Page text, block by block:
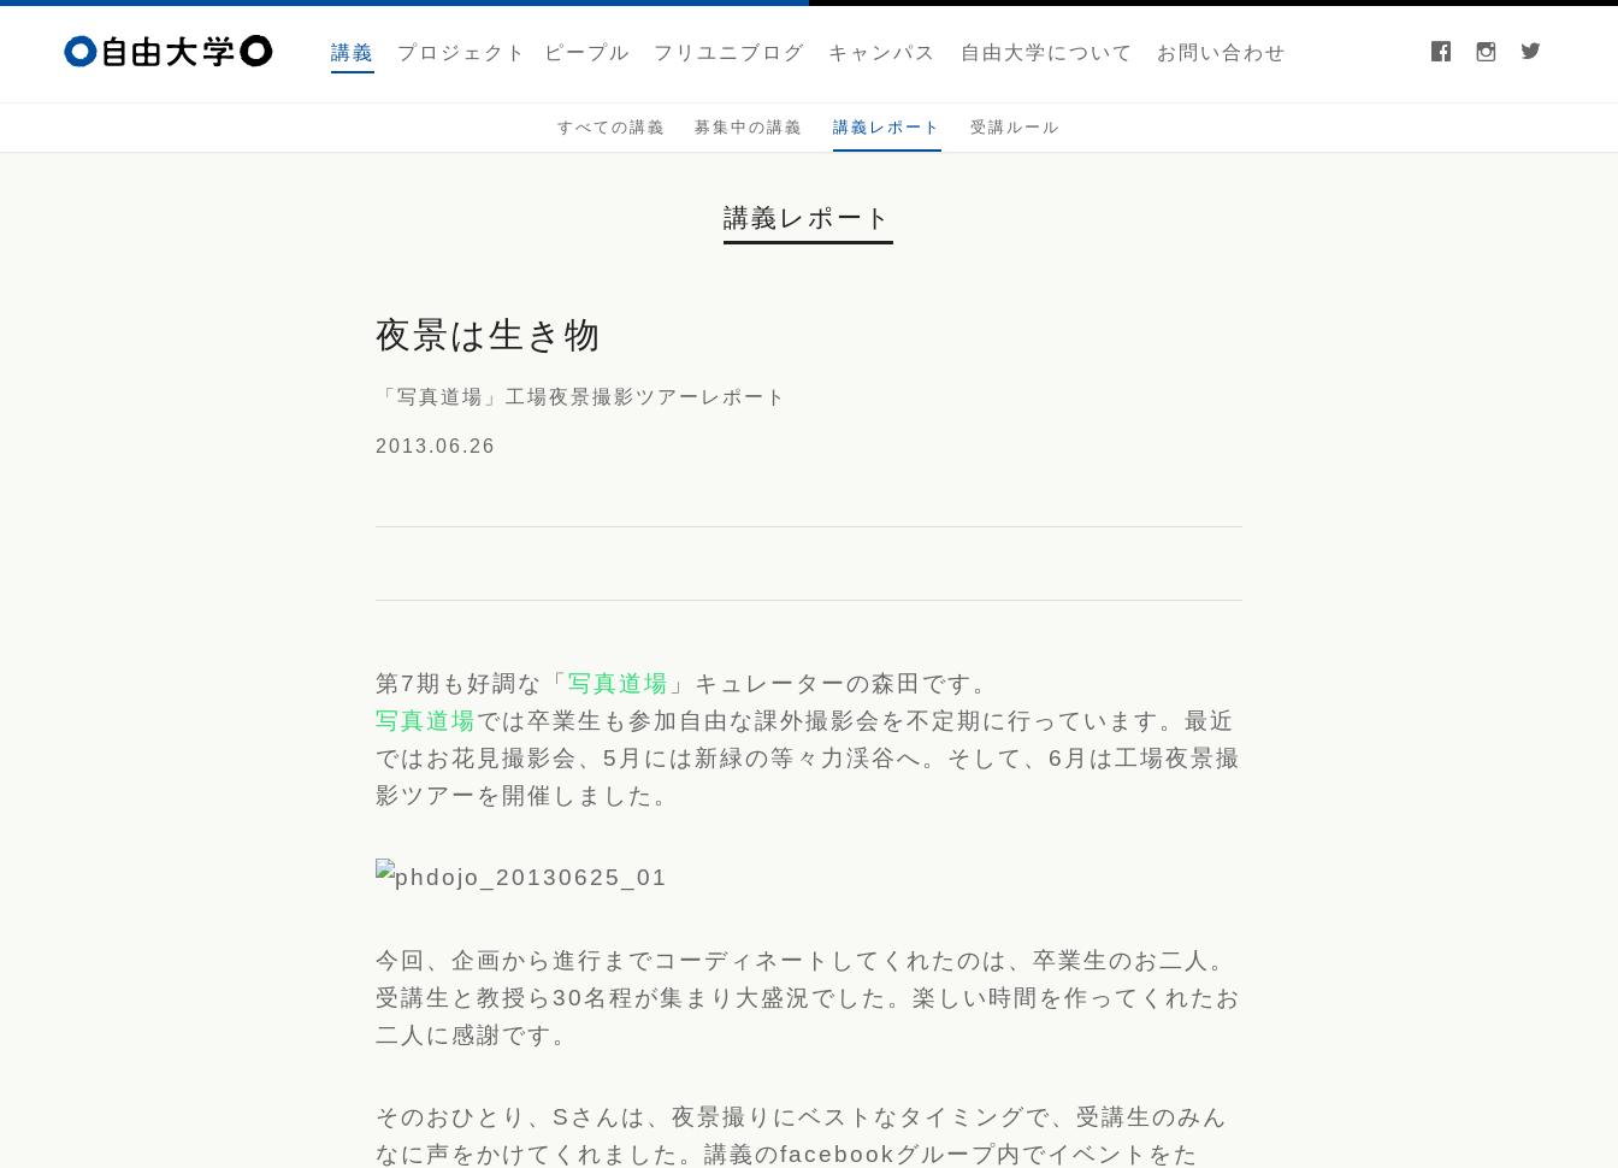
講義 プロジェクト ピープル フリユニブログ キャンパス 自由大学について お問い合わせ facebook instagram twitter
すべての講義 募集中の講義 講義レポート 受講ルール
講義レポート
夜景は生き物
「写真道場」工場夜景撮影ツアーレポート
2013.06.26
第7期も好調な「 写真道場 」キュレーターの森田です。
写真道場では卒業生も参加自由な課外撮影会を不定期に行っています。最近
ではお花見撮影会、5月には新緑の等々力渓谷へ。そして、6月は工場夜景撮
影ツアーを開催しました。
今回、企画から進行までコーディネートしてくれたのは、卒業生のお二人。
受講生と教授ら30名程が集まり大盛況でした。楽しい時間を作ってくれたお
二人に感謝です。
そのおひとり、Sさんは、夜景撮りにベストなタイミングで、受講生のみん
なに声をかけてくれました。講義のfacebookグループ内でイベントをた